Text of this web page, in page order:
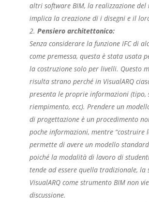
altri software BIM, la realizzazione del
implica la creazione di i disegni e il
Pensiero architettonico:
Senza considerare la funzione IFC di
come premessa, questa è stata usata
la costruzione solo per livelli. Questo
risulta strano perché in VisualARQ
presenta le proprie informazioni (tipo,
riempimento, ecc). Prendere un
di progettazione è un procedimento
poche informazioni, mentre “costruire
permette di avere un modello
poiché la modalità di lavoro di
tende ad essere quella tradizionale, la
VisualARQ come strumento BIM non
discussione.